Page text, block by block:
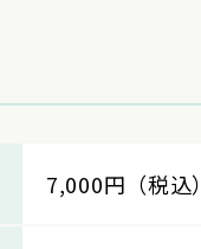
7,000円（税込）